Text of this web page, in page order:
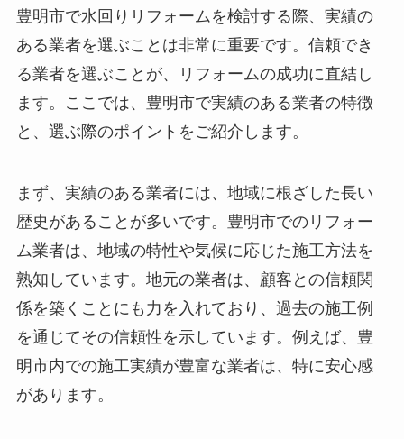
豊明市で水回りリフォームを検討する際、実績の
ある業者を選ぶことは非常に重要です。信頼でき
る業者を選ぶことが、リフォームの成功に直結し
ます。ここでは、豊明市で実績のある業者の特徴
と、選ぶ際のポイントをご紹介します。
まず、実績のある業者には、地域に根ざした長い
歴史があることが多いです。豊明市でのリフォー
ム業者は、地域の特性や気候に応じた施工方法を
熟知しています。地元の業者は、顧客との信頼関
係を築くことにも力を入れており、過去の施工例
を通じてその信頼性を示しています。例えば、豊
明市内での施工実績が豊富な業者は、特に安心感
があります。